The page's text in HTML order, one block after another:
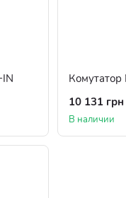
Комутатор
10 131 грн
В наличии